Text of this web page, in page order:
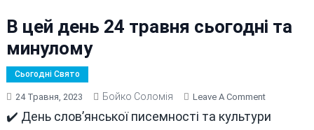
В цей день 24 травня сьогодні та
минулому
Сьогодні Свято
24 Травня, 2023 Бойко Соломія Leave A CommentOn
В
✔️ День слов’янської писемності тa культури